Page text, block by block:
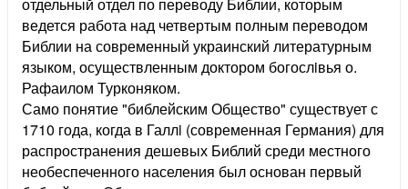
отдельный отдел по переводу Библии, которым
ведется работа над четвертым полным переводом
Библии на современный украинский литературным
языком, осуществленным доктором богослiвья о.
Рафаилом Турконяком.
Само понятие "библейским Общество" существует с
1710 года, когда в Галлi (современная Германия) для
распространения дешевых Библий среди местного
необеспеченного населения был основан первый